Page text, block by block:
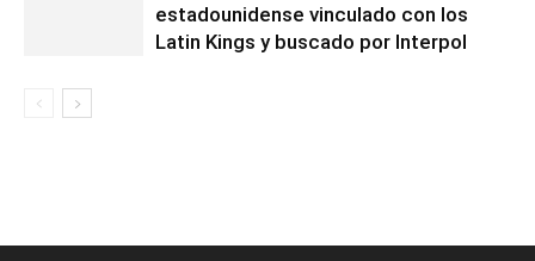
estadounidense vinculado con los
Latin Kings y buscado por Interpol